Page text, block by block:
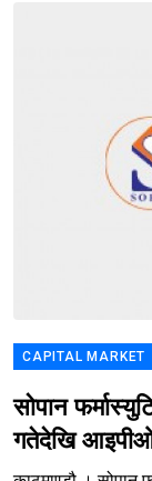
CAPITAL MARKET
सोपान
गतेदेखि आइपीओ